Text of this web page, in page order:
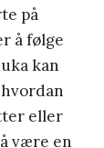
på
å følge
kan
eller
være en